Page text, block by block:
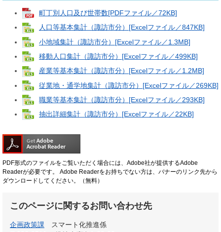
町丁別人口及び世帯数[PDFファイル／72KB]
人口等基本集計（諏訪市分）[Excelファイル／847KB]
小地域集計（諏訪市分）[Excelファイル／1.3MB]
移動人口集計（諏訪市分）[Excelファイル／499KB]
産業等基本集計（諏訪市分）[Excelファイル／1.2MB]
従業地・通学地集計（諏訪市分）[Excelファイル／269KB]
職業等基本集計（諏訪市分）[Excelファイル／293KB]
抽出詳細集計（諏訪市分）[Excelファイル／22KB]
PDF形式のファイルをご覧いただく場合には、Adobe社が提供するAdobe
Readerが必要です。
Adobe Readerをお持ちでない方は、バナーのリンク先から
ダウンロードしてください。（無料）
このページに関するお問い合わせ先
企画政策課
スマート化推進係